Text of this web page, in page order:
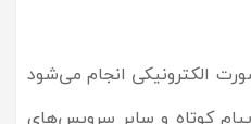
الکترونیکی انجام می‏‌شود
کوتاه و سایر سرویس‌های